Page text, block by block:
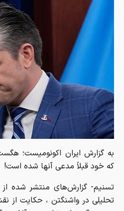
به گزارش ایران اکونومیست؛
که خود قبلاً مدعی آنها شده است!
تسنیم- گزارش‌های منتشر شده از
تحلیلی در واشنگتن ، حکایت از
وزیر جنگ دولت ترامپ در آغاز
تصمیم‌سازی اطراف ترامپ
نقش خاص هگست در تسریع این